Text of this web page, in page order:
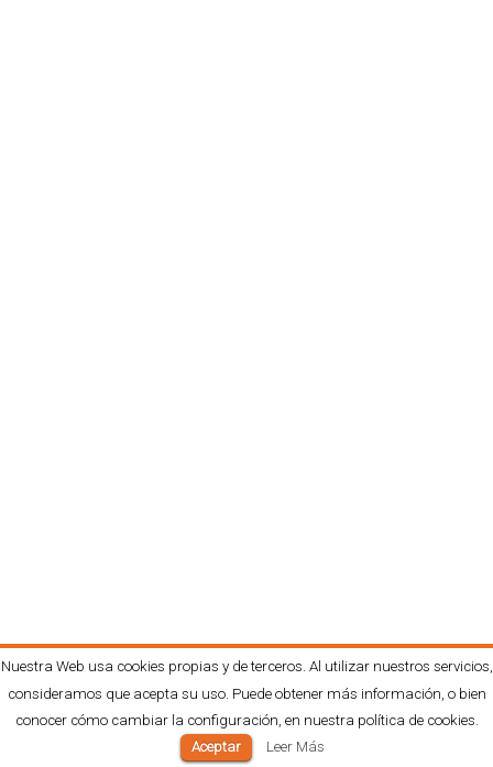
Nuestra Web usa cookies propias y de terceros. Al utilizar nuestros servicios,
consideramos que acepta su uso. Puede obtener más información, o bien
conocer cómo cambiar la configuración, en nuestra política de cookies.
Aceptar
Leer Más